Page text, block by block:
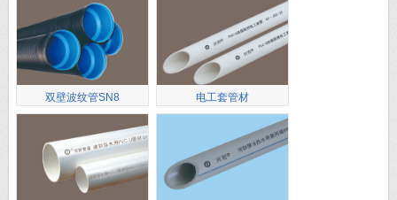
双壁波纹管SN8 电工套管材